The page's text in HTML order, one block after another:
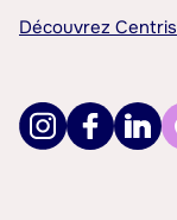
Découvrez Centris